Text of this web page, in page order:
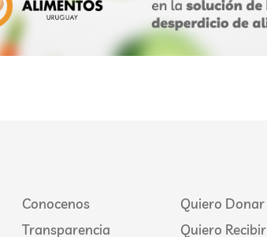
Conocenos
Transparencia
Quiero Donar
Quiero Recibir